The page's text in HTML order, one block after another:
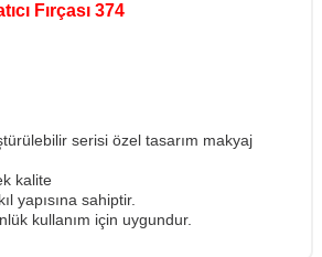
Fırçası 374
serisi özel tasarım makyaj
kalite
yapısına sahiptir.
kullanım için uygundur.